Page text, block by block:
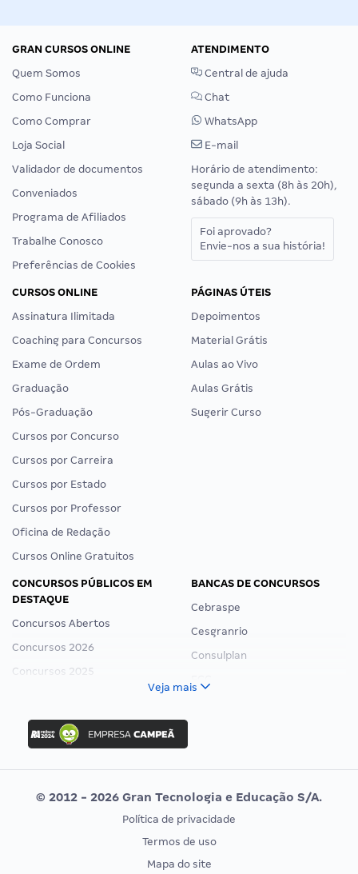
GRAN CURSOS ONLINE
Quem Somos
Como Funciona
Como Comprar
Loja Social
Validador de documentos
Conveniados
Programa de Afiliados
Trabalhe Conosco
Preferências de Cookies
ATENDIMENTO
Central de ajuda
Chat
WhatsApp
E-mail
Horário de atendimento:
segunda a sexta (8h às 20h),
sábado (9h às 13h).
Foi aprovado?
Envie-nos a sua história!
CURSOS ONLINE
Assinatura Ilimitada
Coaching para Concursos
Exame de Ordem
Graduação
Pós-Graduação
Cursos por Concurso
Cursos por Carreira
Cursos por Estado
Cursos por Professor
Oficina de Redação
Cursos Online Gratuitos
PÁGINAS ÚTEIS
Depoimentos
Material Grátis
Aulas ao Vivo
Aulas Grátis
Sugerir Curso
CONCURSOS PÚBLICOS EM
DESTAQUE
Concursos Abertos
Concursos 2026
Concursos 2025
Concurso Nacional Unificado
Concurso Ibama
Concurso MPU
Editais publicados
BANCAS DE CONCURSOS
Cebraspe
Cesgranrio
Consulplan
Vunesp
CONCURSOS POR PROFISSÃO
EXAME DE ORDEM
Veja mais
© 2012 - 2026 Gran Tecnologia e Educação S/A.
Política de privacidade
Termos de uso
Mapa do site